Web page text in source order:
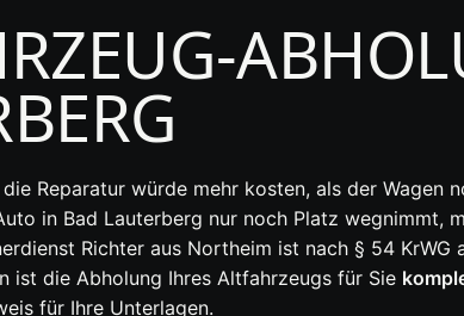
Reparatur würde mehr kosten, als der
in Bad Lauterberg nur noch Platz wegnimmt,
Richter aus Northeim ist nach § 54
ist die Abholung Ihres Altfahrzeugs für Sie
für Ihre Unterlagen.